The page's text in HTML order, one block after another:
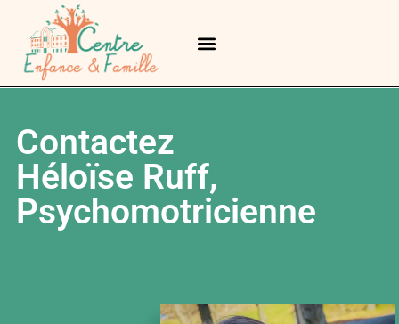
Contactez
Héloïse Ruff,
Psychomotricienne